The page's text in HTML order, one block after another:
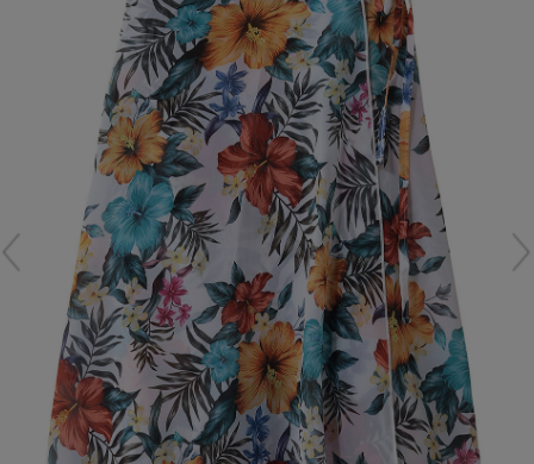
ブランド
最旬！トレンドワード
【予約】新作ウェアをチェック
【Tシャツ】デイリーに活躍
【日傘】完全遮光・軽量傘
【サンダル】ビーサンの季節！
アイテム一覧
SALE
CATEGORY
最新トレンドや限定アイテム、セール情報を
いち早くお届けします。
ご登録はこちら
SUPPORT
ご利用ガイド
カスタマーサポート
エル・ショップについて